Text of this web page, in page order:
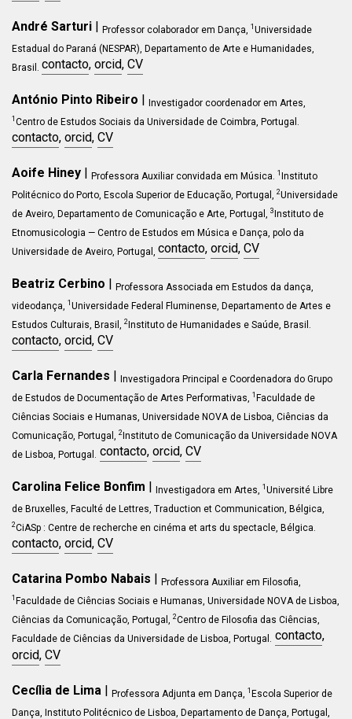
André Sarturi | Professor colaborador em Dança, 1 Universidade
Estadual do Paraná (NESPAR), Departamento de Arte e Humanidades,
Brasil. contacto, orcid, CV
António Pinto Ribeiro | Investigador coordenador em Artes,
1 Centro de Estudos Sociais da Universidade de Coimbra, Portugal.
contacto, orcid, CV
Aoife Hiney | Professora Auxiliar convidada em Música. 1 Instituto
Politécnico do Porto, Escola Superior de Educação, Portugal, 2Universidade
de Aveiro, Departamento de Comunicação e Arte, Portugal, 3Instituto de
Etnomusicologia — Centro de Estudos em Música e Dança, polo da
Universidade de Aveiro, Portugal, contacto, orcid, CV
Beatriz Cerbino | Professora Associada em Estudos da dança,
videodança, 1 Universidade Federal Fluminense, Departamento de Artes e
Estudos Culturais, Brasil, 2Instituto de Humanidades e Saúde, Brasil .
contacto, orcid, CV
Carla Fernandes | Investigadora Principal e Coordenadora do Grupo
de Estudos de Documentação de Artes Performativas, 1 Faculdade de
Ciências Sociais e Humanas, Universidade NOVA de Lisboa, Ciências da
Comunicação, Portugal, 2Instituto de Comunicação da Universidade NOVA
de Lisboa, Portugal. contacto, orcid, CV
Carolina Felice Bonfim | Investigadora em Artes, 1 Université Libre
de Bruxelles, Faculté de Lettres, Traduction et Communication, Bélgica,
2CiASp : Centre de recherche en cinéma et arts du spectacle, Bélgica.
contacto, orcid, CV
Catarina Pombo Nabais | Professora Auxiliar em Filosofia,
1 Faculdade de Ciências Sociais e Humanas, Universidade NOVA de Lisboa,
Ciências da Comunicação, Portugal, 2Centro de Filosofia das Ciências,
Faculdade de Ciências da Universidade de Lisboa, Portugal. contacto,
orcid, CV
Cecília de Lima | Professora Adjunta em Dança, 1 Escola Superior de
Dança, Instituto Politécnico de Lisboa, Departamento de Dança, Portugal,